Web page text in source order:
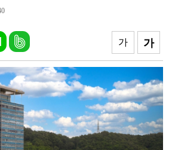
해결사' 외국인 계절근로자…
달의 가게' 만족도 조사
'싹쓸이' 복구 착수
가
가